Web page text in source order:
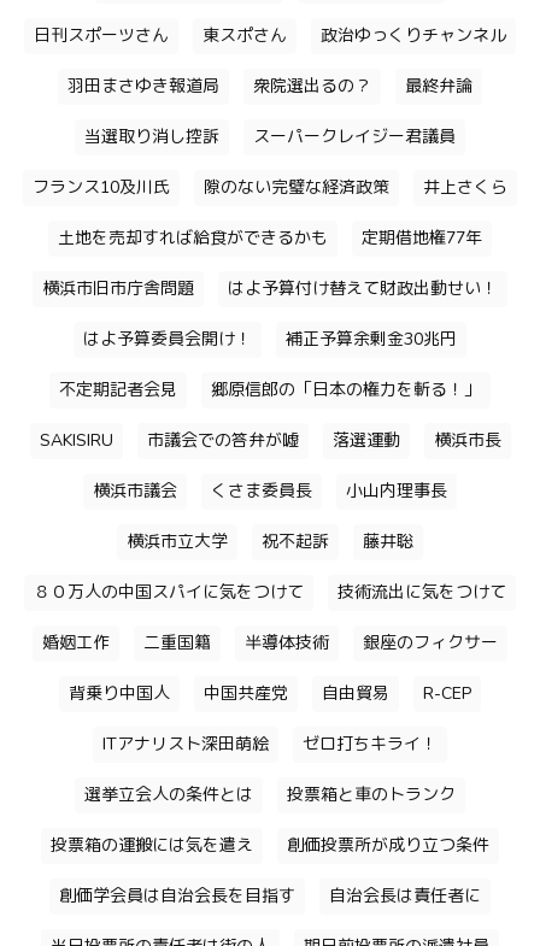
日刊スポーツさん 東スポさん 政治ゆっくりチャンネル
羽田まさゆき報道局 衆院選出るの？ 最終弁論
当選取り消し控訴 スーパークレイジー君議員
フランス10及川氏 隙のない完璧な経済政策 井上さくら
土地を売却すれば給食ができるかも 定期借地権77年
横浜市旧市庁舎問題 はよ予算付け替えて財政出動せい！
はよ予算委員会開け！ 補正予算余剰金30兆円
不定期記者会見 郷原信郎の「日本の権力を斬る！」
SAKISIRU 市議会での答弁が嘘 落選運動 横浜市長
横浜市議会 くさま委員長 小山内理事長
横浜市立大学 祝不起訴 藤井聡
８０万人の中国スパイに気をつけて 技術流出に気をつけて
婚姻工作 二重国籍 半導体技術 銀座のフィクサー
背乗り中国人 中国共産党 自由貿易 R-CEP
ITアナリスト深田萌絵 ゼロ打ちキライ！
選挙立会人の条件とは 投票箱と車のトランク
投票箱の運搬には気を遣え 創価投票所が成り立つ条件
創価学会員は自治会長を目指す 自治会長は責任者に